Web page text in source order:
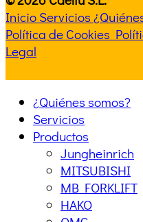
Inicio Servicios
Política de Cookies
Legal
¿Quiénes somos?
Servicios
Productos
Jungheinrich
MITSUBISHI
MB FORKLIFT
HAKO